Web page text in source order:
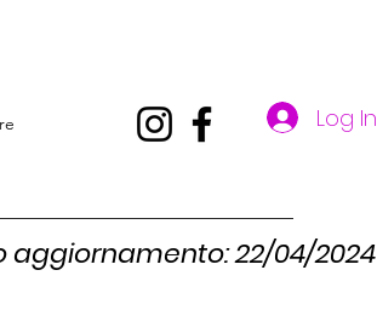
Log In
22/04/2024